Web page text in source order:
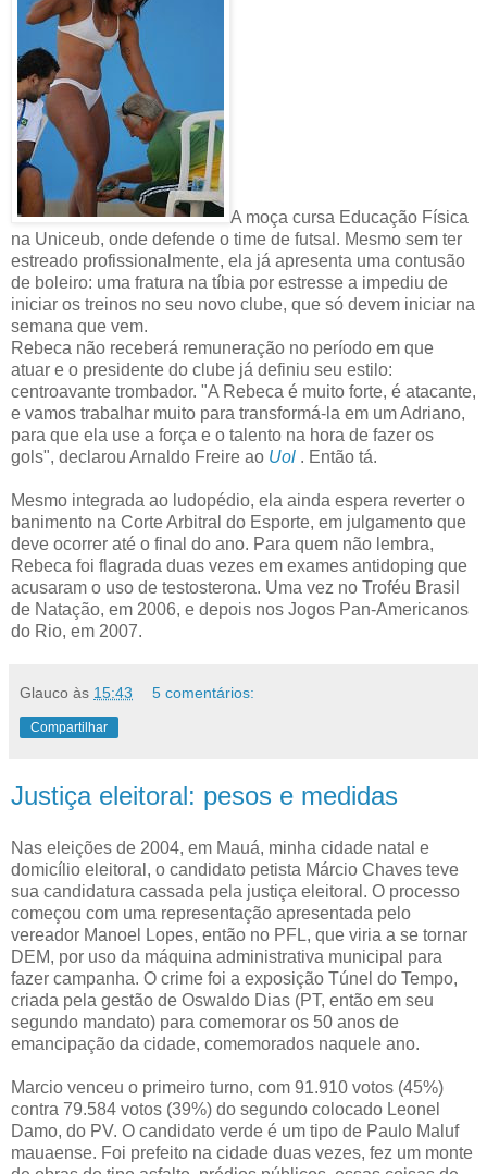
A moça cursa Educação Física
na Uniceub, onde defende o time de futsal. Mesmo sem ter
estreado profissionalmente, ela já apresenta uma contusão
de boleiro: uma fratura na tíbia por estresse a impediu de
iniciar os treinos no seu novo clube, que só devem iniciar na
semana que vem.
Rebeca não receberá remuneração no período em que
atuar e o presidente do clube já definiu seu estilo:
centroavante trombador. "A Rebeca é muito forte, é atacante,
e vamos trabalhar muito para transformá-la em um Adriano,
para que ela use a força e o talento na hora de fazer os
gols", declarou Arnaldo Freire ao Uol . Então tá.
Mesmo integrada ao ludopédio, ela ainda espera reverter o
banimento na Corte Arbitral do Esporte, em julgamento que
deve ocorrer até o final do ano. Para quem não lembra,
Rebeca foi flagrada duas vezes em exames antidoping que
acusaram o uso de testosterona. Uma vez no Troféu Brasil
de Natação, em 2006, e depois nos Jogos Pan-Americanos
do Rio, em 2007.
Glauco às 15:43 5 comentários:
Compartilhar
Justiça eleitoral: pesos e medidas
Nas eleições de 2004, em Mauá, minha cidade natal e
domicílio eleitoral, o candidato petista Márcio Chaves teve
sua candidatura cassada pela justiça eleitoral. O processo
começou com uma representação apresentada pelo
vereador Manoel Lopes, então no PFL, que viria a se tornar
DEM, por uso da máquina administrativa municipal para
fazer campanha. O crime foi a exposição Túnel do Tempo,
criada pela gestão de Oswaldo Dias (PT, então em seu
segundo mandato) para comemorar os 50 anos de
emancipação da cidade, comemorados naquele ano.
Marcio venceu o primeiro turno, com 91.910 votos (45%)
contra 79.584 votos (39%) do segundo colocado Leonel
Damo, do PV. O candidato verde é um tipo de Paulo Maluf
mauaense. Foi prefeito na cidade duas vezes, fez um monte